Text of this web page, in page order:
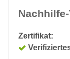
Zertifikat: